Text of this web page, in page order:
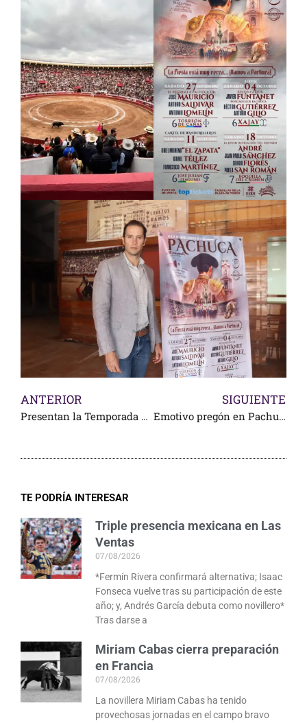
ANTERIOR
Presentan la Temporada en Ags.
SIGUIENTE
Emotivo pregón en Pachuca
TE PODRÍA INTERESAR
Triple presencia mexicana en Las
Ventas
07/08/2026
*Fermín Rivera confirmará alternativa; Isaac
Fonseca vuelve tras su participación de este
año; y, Andrés García debuta como novillero*
Tras darse a
Miriam Cabas cierra preparación
en Francia
07/08/2026
La novillera Miriam Cabas ha tenido
provechosas jornadas en el campo bravo